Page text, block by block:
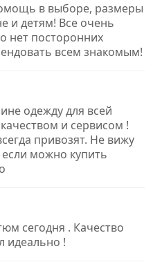
в выборе, размеры
и детям! Все очень
нет посторонних
всем знакомым!
одежду для всей
и сервисом !
привозят. Не вижу
можно купить
сегодня . Качество
идеально !